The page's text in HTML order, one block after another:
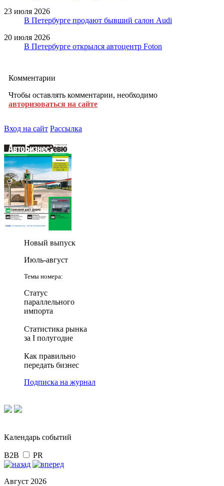
23 июля 2026
В Петербурге продают бывший салон Audi
20 июля 2026
В Петербурге открылся автоцентр Foton
Комментарии
Чтобы оставлять комментарии, необходимо
авторизоваться на сайте
Вход на сайт Рассылка
Новый выпуск
Июль-август
Темы номера:
Статус
параллельного
импорта
Статистика рынка
за I полугодие
Как правильно
передать бизнес
Подписка на журнал
Календарь событий
B2B PR
Август 2026